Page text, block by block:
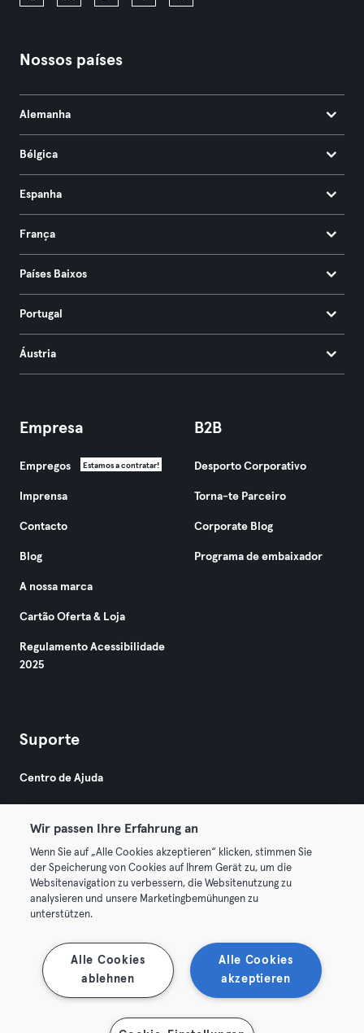
Nossos países
Alemanha
Bélgica
Espanha
França
Países Baixos
Portugal
Áustria
Empresa
Empregos Estamos a contratar!
Imprensa
Contacto
Blog
A nossa marca
Cartão Oferta & Loja
Regulamento Acessibilidade
2025
B2B
Desporto Corporativo
Torna-te Parceiro
Corporate Blog
Programa de embaixador
Suporte
Centro de Ajuda
© 2026 Urban Sports Group GmbH. All rights reserved.
Termos & Condições
Rescindir contratos aqui Cancelar contratos aqui
Wir passen Ihre Erfahrung an
Wenn Sie auf „Alle Cookies akzeptieren“ klicken, stimmen Sie
der Speicherung von Cookies auf Ihrem Gerät zu, um die
Websitenavigation zu verbessern, die Websitenutzung zu
analysieren und unsere Marketingbemühungen zu
unterstützen.
Alle Cookies
akzeptieren
Alle Cookies
ablehnen